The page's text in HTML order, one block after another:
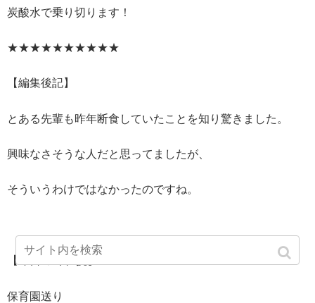
炭酸水で乗り切ります！
★★★★★★★★★★
【編集後記】
とある先輩も昨年断食していたことを知り驚きました。
興味なさそうな人だと思ってましたが、
そういうわけではなかったのですね。
【昨日の1日1挑】
保育園送り